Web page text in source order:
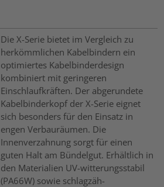
Die X-Serie bietet im Vergleich zu
herkömmlichen Kabelbindern ein
optimiertes Kabelbinderdesign
kombiniert mit geringeren
Einschlaufkräften. Der abgerundete
Kabelbinderkopf der X-Serie eignet
sich besonders für den Einsatz in
engen Verbauräumen. Die
Innenverzahnung sorgt für einen
guten Halt am Bündelgut. Erhältlich in
den Materialien UV-witterungsstabil
(PA66W) sowie schlagzäh-